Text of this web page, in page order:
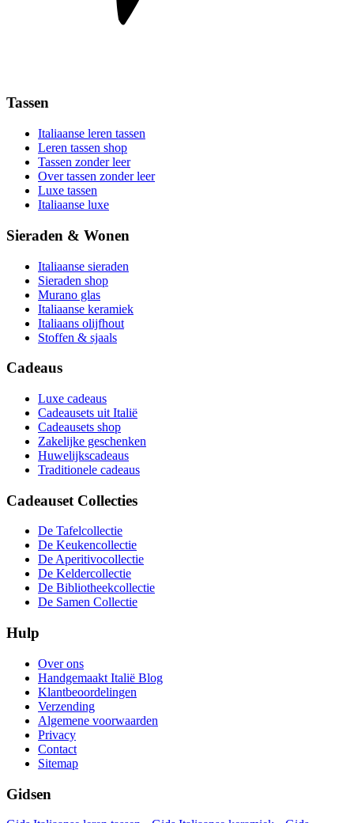
Tassen
Italiaanse leren tassen
Leren tassen shop
Tassen zonder leer
Over tassen zonder leer
Luxe tassen
Italiaanse luxe
Sieraden & Wonen
Italiaanse sieraden
Sieraden shop
Murano glas
Italiaanse keramiek
Italiaans olijfhout
Stoffen & sjaals
Cadeaus
Luxe cadeaus
Cadeausets uit Italië
Cadeausets shop
Zakelijke geschenken
Huwelijkscadeaus
Traditionele cadeaus
Cadeauset Collecties
De Tafelcollectie
De Keukencollectie
De Aperitivocollectie
De Keldercollectie
De Bibliotheekcollectie
De Samen Collectie
Hulp
Over ons
Handgemaakt Italië Blog
Klantbeoordelingen
Verzending
Algemene voorwaarden
Privacy
Contact
Sitemap
Gidsen